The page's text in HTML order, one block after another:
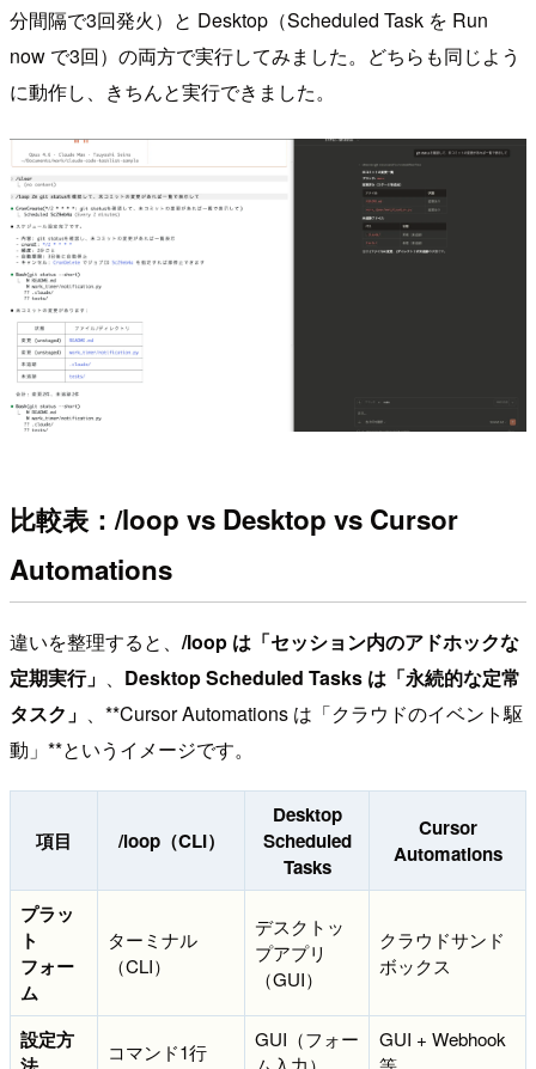
分間隔で3回発火）と Desktop（Scheduled Task を Run
now で3回）の両方で実行してみました。どちらも同じよう
に動作し、きちんと実行できました。
比較表：/loop vs Desktop vs Cursor
Automations
違いを整理すると、 /loop は「セッション内のアドホックな
定期実行」 、 Desktop Scheduled Tasks は「永続的な定常
タスク」 、**Cursor Automations は「クラウドのイベント駆
動」**というイメージです。
項目 /loop（CLI）
Desktop
Scheduled
Tasks
Cursor
Automations
プラッ
ト
フォー
ム
ターミナル
（CLI）
デスクトッ
プアプリ
（GUI）
クラウドサンド
ボックス
設定方
コマンド1行
GUI（フォー
GUI + Webhook